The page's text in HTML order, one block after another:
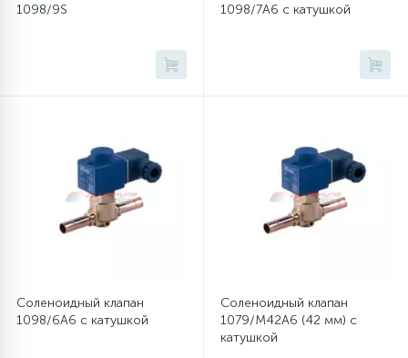
Сливные фильтры
Стекла люка
Суппорты (ступицы)
ТЭНы (нагревательные элементы)
1098/9S 1098/7A6 с катушкой
Соленоидный клапан
1098/6A6 с катушкой
Соленоидный клапан
1079/M42A6 (42 мм) с
катушкой